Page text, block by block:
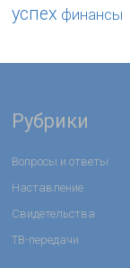
успех финансы
Рубрики
Вопросы и ответы
Наставление
Свидетельства
ТВ-передачи